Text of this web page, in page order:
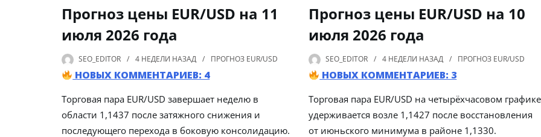
Прогноз цены EUR/USD на 11
июля 2026 года
SEO_EDITOR 4 НЕДЕЛИ НАЗАД ПРОГНОЗ EUR/USD
НОВЫХ КОММЕНТАРИЕВ: 4
Торговая пара EUR/USD завершает неделю в
области 1,1437 после затяжного снижения и
последующего перехода в боковую консолидацию.
Прогноз цены EUR/USD на 10
июля 2026 года
SEO_EDITOR 4 НЕДЕЛИ НАЗАД ПРОГНОЗ EUR/USD
НОВЫХ КОММЕНТАРИЕВ: 3
Торговая пара EUR/USD на четырёхчасовом графике
удерживается возле 1,1427 после восстановления
от июньского минимума в районе 1,1330.